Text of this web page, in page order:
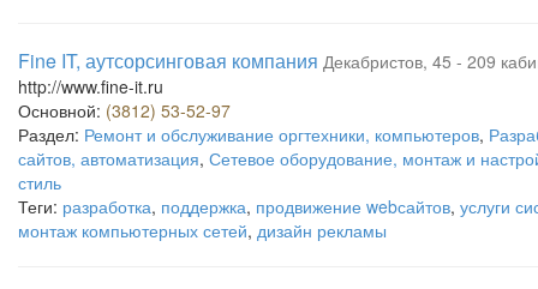
Fine IT, аутсорсинговая компания Декабристов, 45 - 209
http://www.fine-it.ru
Основной: (3812) 53-52-97
Раздел: Ремонт и обслуживание оргтехники, компьютеров,
сайтов, автоматизация, Сетевое оборудование, монтаж и
стиль
Теги: разработка, поддержка, продвижение webсайтов, услуги
монтаж компьютерных сетей, дизайн рекламы